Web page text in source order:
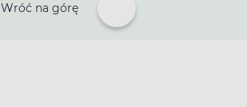
Wróć na górę